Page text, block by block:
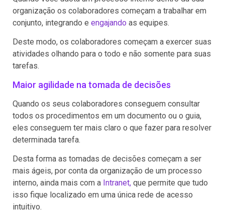
organização os colaboradores começam a trabalhar em
conjunto, integrando e engajando as equipes.
Deste modo, os colaboradores começam a exercer suas
atividades olhando para o todo e não somente para suas
tarefas.
Maior agilidade na tomada de decisões
Quando os seus colaboradores conseguem consultar
todos os procedimentos em um documento ou o guia,
eles conseguem ter mais claro o que fazer para resolver
determinada tarefa.
Desta forma as tomadas de decisões começam a ser
mais ágeis, por conta da organização de um processo
interno, ainda mais com a Intranet, que permite que tudo
isso fique localizado em uma única rede de acesso
intuitivo.